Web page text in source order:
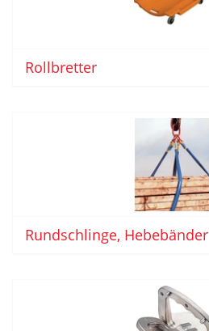
Rollbretter
Rundschlinge, Hebebänder